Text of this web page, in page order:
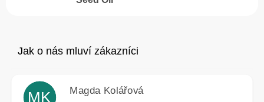
MK Magda Kolářová